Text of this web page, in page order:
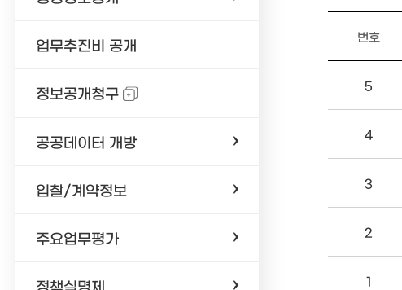
업무추진비 공개
정보공개청구
공공데이터 개방
입찰/계약정보
주요업무평가
정책실명제
번호
5
4
3
2
1